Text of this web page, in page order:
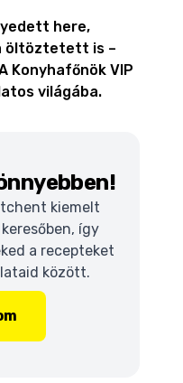
here,
öltöztetett is –
Konyhafőnök VIP
világába.
kiemelt
így
a recepteket
között.